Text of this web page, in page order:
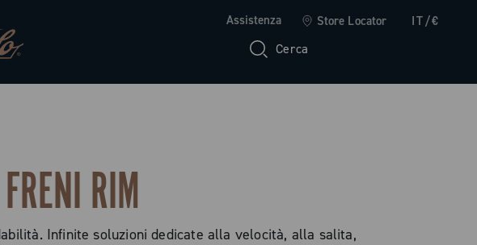
Assistenza Store Locator IT/€
Cerca
RIM
Infinite soluzioni dedicate alla velocità, alla salita,